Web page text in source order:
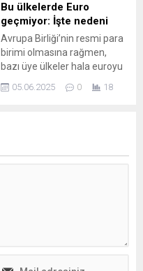
Bu ülkelerde Euro
geçmiyor: İşte nedeni
Avrupa Birliği’nin resmi para
birimi olmasına rağmen,
bazı üye ülkeler hala euroyu
kullanmıyor. Kimi Peki, bu
ülkeler neden ortak para
05.06.2025 0 18